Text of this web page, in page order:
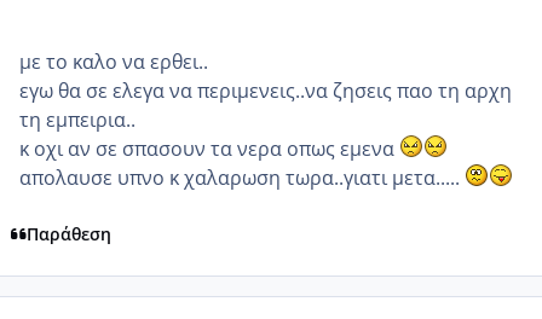
με το καλο να ερθει..
εγω θα σε ελεγα να περιμενεις..να ζησεις παο τη αρχη
τη εμπειρια..
κ οχι αν σε σπασουν τα νερα οπως εμενα
απολαυσε υπνο κ χαλαρωση τωρα..γιατι μετα.....
Παράθεση